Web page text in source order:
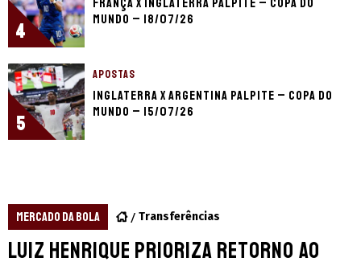
4
França x Inglaterra palpite – Copa do
Mundo – 18/07/26
5
APOSTAS
Inglaterra x Argentina palpite – Copa do
Mundo – 15/07/26
MERCADO DA BOLA Transferências
Luiz Henrique prioriza retorno ao